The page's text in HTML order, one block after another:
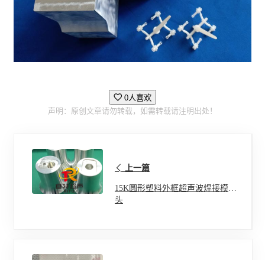
0人喜欢
声明：原创文章请勿转载，如需转载请注明出处！
上一篇
15K圆形塑料外框超声波焊接模具
头